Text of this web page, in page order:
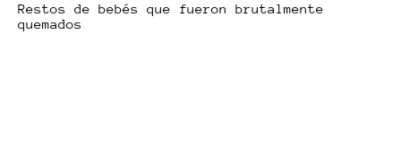
Restos de bebés que fueron brutalmente
quemados